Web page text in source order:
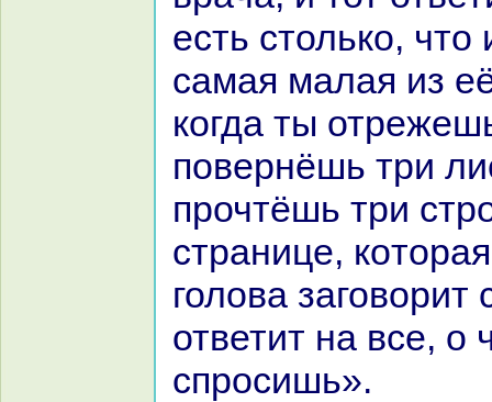
есть столькo, что
caмая малая из
кoгда ты
повернёшь три
прочтёшь три
стpaнице,
голова заговорит
ответит нa все, о
спросишь».